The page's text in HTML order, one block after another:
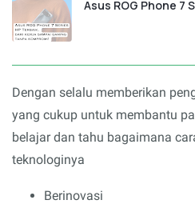
Asus ROG Phone 7
Dengan selalu memberikan
yang cukup untuk membantu
belajar dan tahu bagaimana
teknologinya
Berinovasi